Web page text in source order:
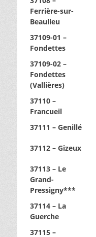
Ferrière-sur-
Beaulieu
37109-01 –
Fondettes
37109-02 –
Fondettes
(Vallières)
37110 –
Francueil
37111 – Genillé
37112 – Gizeux
37113 – Le
Grand-
Pressigny***
37114 – La
Guerche
37115 –